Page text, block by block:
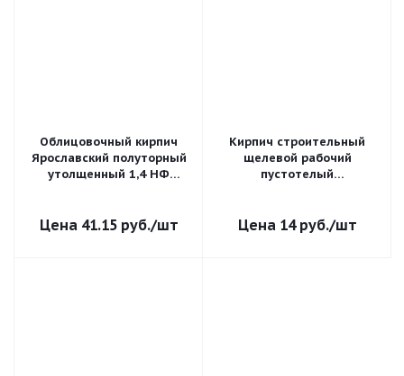
Облицовочный кирпич
Ярославский полуторный
утолщенный 1,4 НФ
41.15руб./шт
Кирпич строительный
щелевой рабочий
пустотелый
1,4 НФ рифленый М-150
14руб./шт